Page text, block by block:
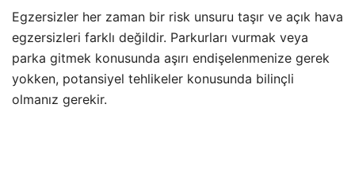
Egzersizler her zaman bir risk unsuru taşır ve açık hava
egzersizleri farklı değildir. Parkurları vurmak veya
parka gitmek konusunda aşırı endişelenmenize gerek
yokken, potansiyel tehlikeler konusunda bilinçli
olmanız gerekir.